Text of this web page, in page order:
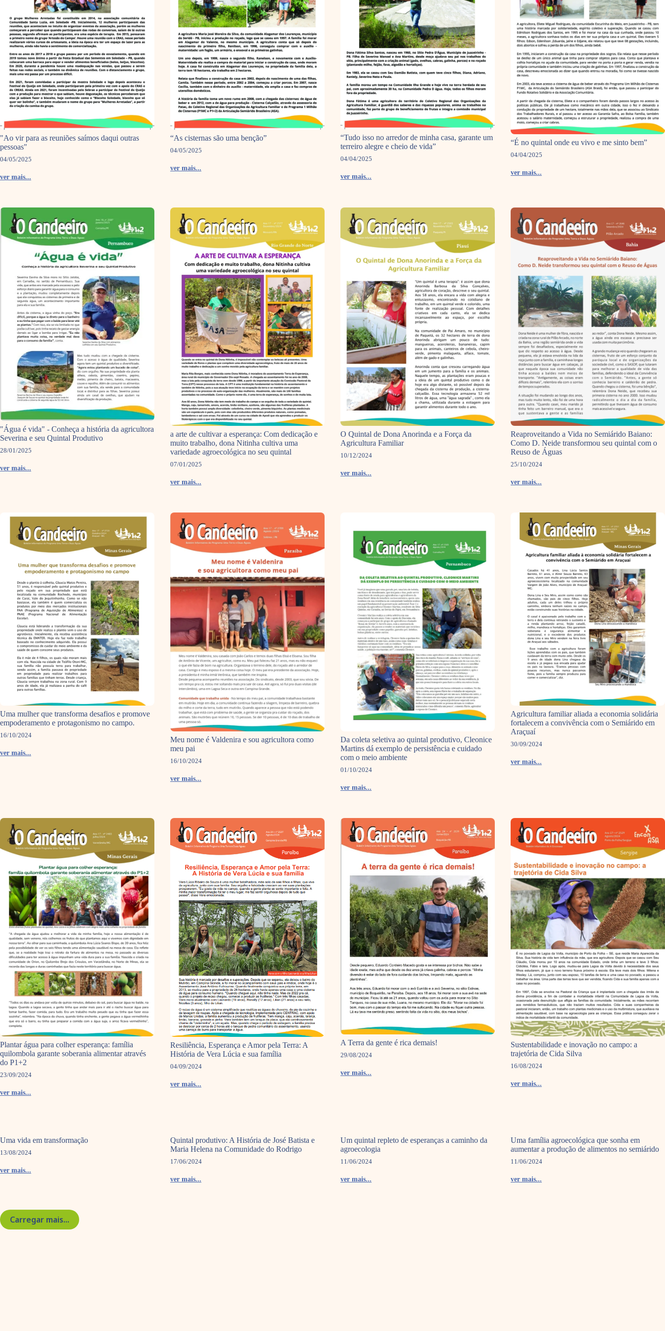
"Ao vir para as reuniões saímos daqui outras
pessoas"
04/05/2025
ver mais...
“As cisternas são uma benção”
04/05/2025
ver mais...
“Tudo isso no arredor de minha casa, garante um
terreiro alegre e cheio de vida”
04/04/2025
ver mais...
“É no quintal onde eu vivo e me sinto bem”
04/04/2025
ver mais...
"Água é vida" - Conheça a história da agricultora
Severina e seu Quintal Produtivo
28/01/2025
ver mais...
a arte de cultivar a esperança: Com dedicação e
muito trabalho, dona Nitinha cultiva uma
variedade agroecológica no seu quintal
07/01/2025
ver mais...
O Quintal de Dona Anorinda e a Força da
Agricultura Familiar
10/12/2024
ver mais...
Reaproveitando a Vida no Semiárido Baiano:
Como D. Neide transformou seu quintal com o
Reuso de Águas
25/10/2024
ver mais...
Uma mulher que transforma desafios e promove
empoderamento e protagonismo no campo.
16/10/2024
ver mais...
Meu nome é Valdenira e sou agricultora como
meu pai
16/10/2024
ver mais...
Da coleta seletiva ao quintal produtivo, Cleonice
Martins dá exemplo de persistência e cuidado
com o meio ambiente
01/10/2024
ver mais...
Agricultura familiar aliada a economia solidária
fortalecem a convivência com o Semiárido em
Araçuaí
30/09/2024
ver mais...
Plantar água para colher esperança: família
quilombola garante soberania alimentar através
do P1+2
23/09/2024
ver mais...
Resiliência, Esperança e Amor pela Terra: A
História de Vera Lúcia e sua família
04/09/2024
ver mais...
A Terra da gente é rica demais!
29/08/2024
ver mais...
Sustentabilidade e inovação no campo: a
trajetória de Cida Silva
16/08/2024
ver mais...
Uma vida em transformação
13/08/2024
ver mais...
Quintal produtivo: A História de José Batista e
Maria Helena na Comunidade do Rodrigo
17/06/2024
ver mais...
Um quintal repleto de esperanças a caminho da
agroecologia
11/06/2024
ver mais...
Uma família agroecológica que sonha em
aumentar a produção de alimentos no semiárido
11/06/2024
ver mais...
Carregar mais...